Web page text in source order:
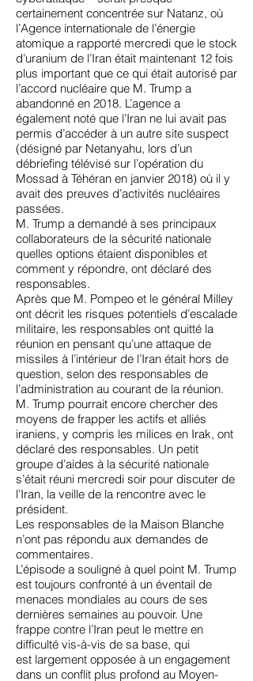
certainement concentrée sur Natanz, où
l’Agence internationale de l’énergie
atomique a rapporté mercredi que le stock
d’uranium de l’Iran était maintenant 12 fois
plus important que ce qui était autorisé par
l’accord nucléaire que M. Trump a
abandonné en 2018. L’agence a
également noté que l’Iran ne lui avait pas
permis d’accéder à un autre site suspect
(désigné par Netanyahu, lors d’un
débriefing télévisé sur l’opération du
Mossad à Téhéran en janvier 2018) où il y
avait des preuves d’activités nucléaires
passées.
M. Trump a demandé à ses principaux
collaborateurs de la sécurité nationale
quelles options étaient disponibles et
comment y répondre, ont déclaré des
responsables.
Après que M. Pompeo et le général Milley
ont décrit les risques potentiels d’escalade
militaire, les responsables ont quitté la
réunion en pensant qu’une attaque de
missiles à l’intérieur de l’Iran était hors de
question, selon des responsables de
l’administration au courant de la réunion.
M. Trump pourrait encore chercher des
moyens de frapper les actifs et alliés
iraniens, y compris les milices en Irak, ont
déclaré des responsables. Un petit
groupe d’aides à la sécurité nationale
s’était réuni mercredi soir pour discuter de
l’Iran, la veille de la rencontre avec le
président.
Les responsables de la Maison Blanche
n’ont pas répondu aux demandes de
commentaires.
L’épisode a souligné à quel point M. Trump
est toujours confronté à un éventail de
menaces mondiales au cours de ses
dernières semaines au pouvoir. Une
frappe contre l’Iran peut le mettre en
difficulté vis-à-vis de sa base, qui
est largement opposée à un engagement
dans un conflit plus profond au Moyen-